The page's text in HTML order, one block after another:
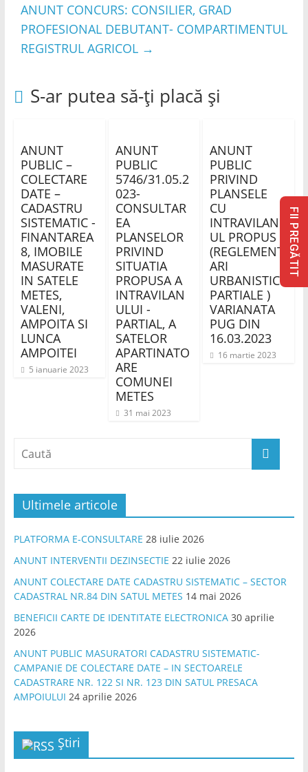
ANUNT CONCURS: CONSILIER, GRAD
PROFESIONAL DEBUTANT- COMPARTIMENTUL
REGISTRUL AGRICOL →
S-ar putea să-ți placă și
ANUNT
PUBLIC –
COLECTARE
DATE –
CADASTRU
SISTEMATIC -
FINANTAREA
8, IMOBILE
MASURATE
IN SATELE
METES,
VALENI,
AMPOITA SI
LUNCA
AMPOITEI
5 ianuarie 2023
ANUNT
PUBLIC
5746/31.05.2
023-
CONSULTAR
EA
PLANSELOR
PRIVIND
SITUATIA
PROPUSA A
INTRAVILAN
ULUI -
PARTIAL, A
SATELOR
APARTINATO
ARE
COMUNEI
METES
31 mai 2023
ANUNT
PUBLIC
PRIVIND
PLANSELE
CU
INTRAVILAN
UL PROPUS
(REGLEMENT
ARI
URBANISTICE
PARTIALE )
VARIANATA
PUG DIN
16.03.2023
16 martie 2023
Ultimele articole
PLATFORMA E-CONSULTARE 28 iulie 2026
ANUNT INTERVENTII DEZINSECTIE 22 iulie 2026
ANUNT COLECTARE DATE CADASTRU SISTEMATIC – SECTOR
CADASTRAL NR.84 DIN SATUL METES 14 mai 2026
BENEFICII CARTE DE IDENTITATE ELECTRONICA 30 aprilie
2026
ANUNT PUBLIC MASURATORI CADASTRU SISTEMATIC-
CAMPANIE DE COLECTARE DATE – IN SECTOARELE
CADASTRARE NR. 122 SI NR. 123 DIN SATUL PRESACA
AMPOIULUI 24 aprilie 2026
Știri
FII PREGĂTIT